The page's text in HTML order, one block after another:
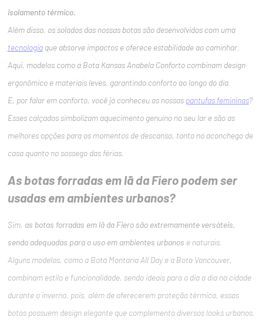
isolamento térmico.
Além disso, os solados das nossas botas são desenvolvidos com uma
tecnologiaque absorve impactos e oferece estabilidade ao caminhar.
Aqui, modelos como a Bota Kansas Anabela Conforto combinam design
ergonômico e materiais leves, garantindo conforto ao longo do dia.
E, por falar em conforto, você já conheceu as nossas pantufas femininas?
Esses calçados simbolizam aquecimento genuíno no seu lar e são as
melhores opções para os momentos de descanso, tanto no aconchego de
casa quanto no sossego das férias.
As botas forradas em lã da Fiero podem ser
usadas em ambientes urbanos?
Sim, as botas forradas em lã da Fiero são extremamente versáteis,
sendo adequadas para o uso em ambientes urbanos e naturais.
Alguns modelos, como a Bota Montaria All Day e a Bota Vancouver,
combinam estilo e funcionalidade, sendo ideais para o dia a dia na cidade
durante o inverno, pois, além de oferecerem proteção térmica, essas
botas possuem design elegante que complementa diversos looks urbanos.